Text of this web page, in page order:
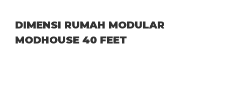
DIMENSI RUMAH MODULAR
MODHOUSE 40 FEET